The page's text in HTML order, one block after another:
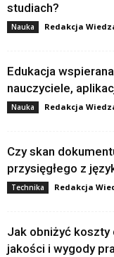
studiach?
Nauka Redakcja
Edukacja
nauczyciele,
Nauka Redakcja
Czy skan
przysięgłego z
Technika Redakcja
Jak obniżyć koszty
jakości i wygody